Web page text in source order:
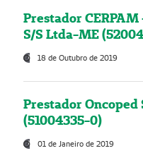
Prestador
S/S Ltda-ME
18 de Outubro de 2019
Prestador
(51004335-0)
01 de Janeiro de 2019